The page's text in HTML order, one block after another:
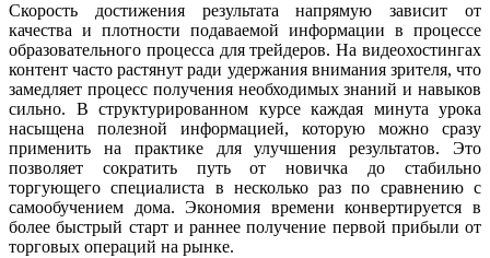
Скорость достижения результата напрямую зависит от
качества и плотности подаваемой информации в процессе
образовательного процесса для трейдеров. На видеохостингах
контент часто растянут ради удержания внимания зрителя, что
замедляет процесс получения необходимых знаний и навыков
сильно. В структурированном курсе каждая минута урока
насыщена полезной информацией, которую можно сразу
применить на практике для улучшения результатов. Это
позволяет сократить путь от новичка до стабильно
торгующего специалиста в несколько раз по сравнению с
самообучением дома. Экономия времени конвертируется в
более быстрый старт и раннее получение первой прибыли от
торговых операций на рынке.